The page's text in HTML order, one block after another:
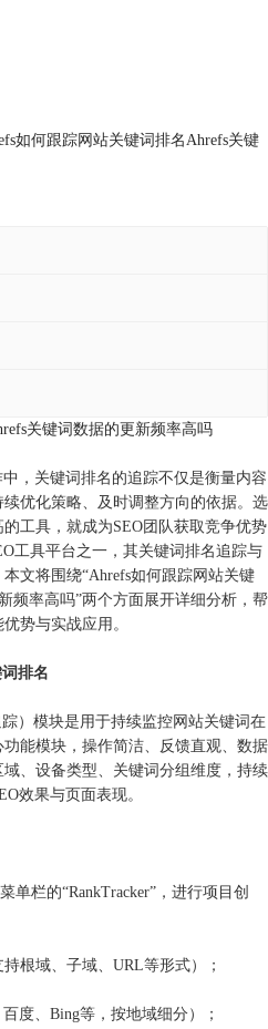
如何跟踪网站关键词排名Ahrefs关键
关键词数据的更新频率高吗
关键词排名的追踪不仅是衡量内容
优化策略、及时调整方向的依据。选
工具，就成为SEO团队获取竞争优势
工具平台之一，其关键词排名追踪与
文将围绕“Ahrefs如何跟踪网站关键
频率高吗”两个方面展开详细分析，帮
势与实战应用。
排名
）模块是用于持续监控网站关键词在
能模块，操作简洁、反馈直观、数据
、设备类型、关键词分组维度，持续
效果与页面表现。
栏的“RankTracker”，进行项目创
域、子域、URL等形式）；
、Bing等，按地域细分）；